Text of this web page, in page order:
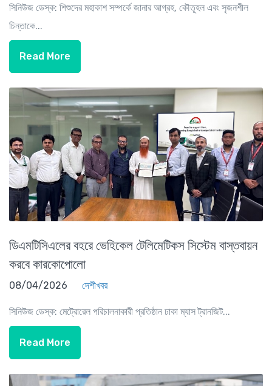
সিনিউজ ডেস্ক: শিশুদের মহাকাশ সম্পর্কে জানার আগ্রহ, কৌতূহল এবং সৃজনশীল
চিন্তাকে...
Read More
ডিএমটিসিএলের বহরে ভেহিকেল টেলিমেটিকস সিস্টেম বাস্তবায়ন
করবে কারকোপোলো
08/04/2026 দেশীখবর
সিনিউজ ডেস্ক: মেট্রোরেল পরিচালনাকারী প্রতিষ্ঠান ঢাকা ম্যাস ট্রানজিট...
Read More